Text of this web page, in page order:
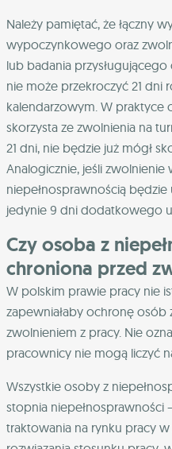
Należy pamiętać, że łączny
wypoczynkowego oraz
lub badania
nie może przekroczyć 21
kalendarzowym. W praktyce
skorzysta ze zwolnienia na
21 dni, nie będzie już mógł
Analogicznie, jeśli zwolnienie
niepełnosprawnością
jedynie 9 dni dodatkowego
Czy osoba z
chroniona przed
W polskim prawie pracy nie
zapewniałaby ochronę osób
zwolnieniem z pracy. Nie
pracownicy nie mogą liczyć
Wszystkie osoby z
stopnia
traktowania na rynku pracy w